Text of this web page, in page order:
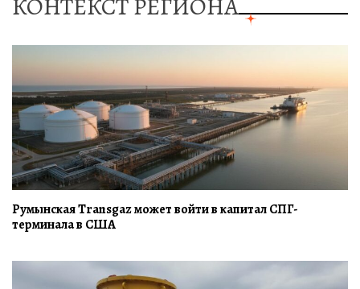
Румынская Transgaz может войти в капитал СПГ-
терминала в США